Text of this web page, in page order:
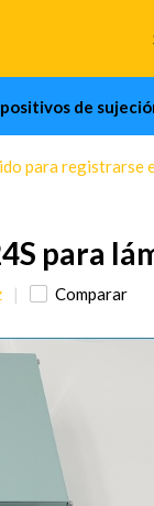
de
para registrarse
para
Comparar